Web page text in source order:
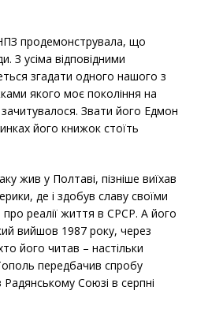
продемонструвала, що
З усіма відповідними
згадати одного нашого з
якого моє покоління на
Звати його Едмон
його книжок стоїть
жив у Полтаві, пізніше виїхав
де і здобув славу своїми
реалії життя в СРСР. А його
вийшов 1987 року, через
його читав – настільки
передбачив спробу
Союзі в серпні